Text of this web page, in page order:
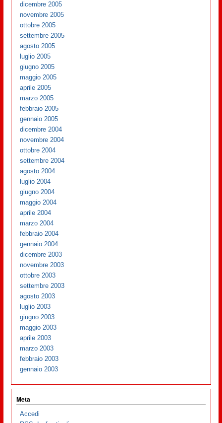
dicembre 2005
novembre 2005
ottobre 2005
settembre 2005
agosto 2005
luglio 2005
giugno 2005
maggio 2005
aprile 2005
marzo 2005
febbraio 2005
gennaio 2005
dicembre 2004
novembre 2004
ottobre 2004
settembre 2004
agosto 2004
luglio 2004
giugno 2004
maggio 2004
aprile 2004
marzo 2004
febbraio 2004
gennaio 2004
dicembre 2003
novembre 2003
ottobre 2003
settembre 2003
agosto 2003
luglio 2003
giugno 2003
maggio 2003
aprile 2003
marzo 2003
febbraio 2003
gennaio 2003
Meta
Accedi